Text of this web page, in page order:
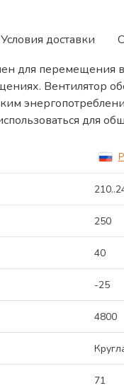
Условия доставки
для
Вентилятор
250
40
-25
4800
71